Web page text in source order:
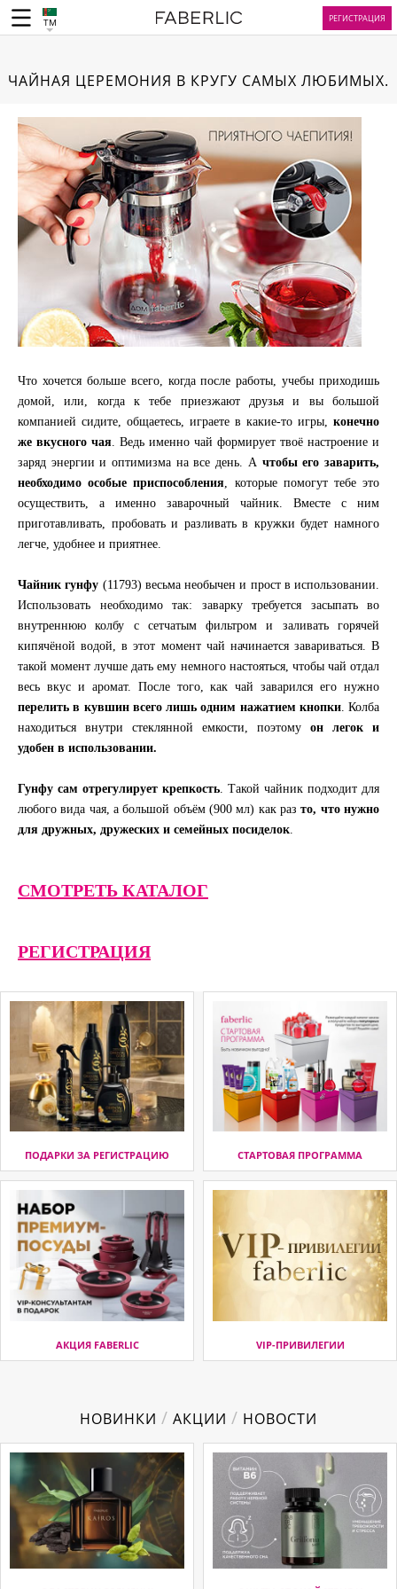
TM РЕГИСТРАЦИЯ
ЧАЙНАЯ ЦЕРЕМОНИЯ В КРУГУ САМЫХ ЛЮБИМЫХ.
Что хочется больше всего, когда после работы, учебы приходишь
домой, или, когда к тебе приезжают друзья и вы большой
компанией сидите, общаетесь, играете в какие-то игры, конечно
же вкусного чая . Ведь именно чай формирует твоё настроение и
заряд энергии и оптимизма на все день. А чтобы его заварить,
необходимо особые приспособления , которые помогут тебе это
осуществить, а именно заварочный чайник. Вместе с ним
приготавливать, пробовать и разливать в кружки будет намного
легче, удобнее и приятнее.
Чайник гунфу (11793) весьма необычен и прост в использовании.
Использовать необходимо так: заварку требуется засыпать во
внутреннюю колбу с сетчатым фильтром и заливать горячей
кипячёной водой, в этот момент чай начинается завариваться. В
такой момент лучше дать ему немного настояться, чтобы чай отдал
весь вкус и аромат. После того, как чай заварился его нужно
перелить в кувшин всего лишь одним нажатием кнопки. Колба
находиться внутри стеклянной емкости, поэтому он легок и
удобен в использовании.
Гунфу сам отрегулирует крепкость . Такой чайник подходит для
любого вида чая, а большой объём (900 мл) как разто, что нужно
для дружных, дружеских и семейных посиделок
СМОТРЕТЬ КАТАЛОГ
РЕГИСТРАЦИЯ
ПОДАРКИ ЗА РЕГИСТРАЦИЮ СТАРТОВАЯ ПРОГРАММА
АКЦИЯ FABERLIC VIP-ПРИВИЛЕГИИ
НОВИНКИ / АКЦИИ / НОВОСТИ